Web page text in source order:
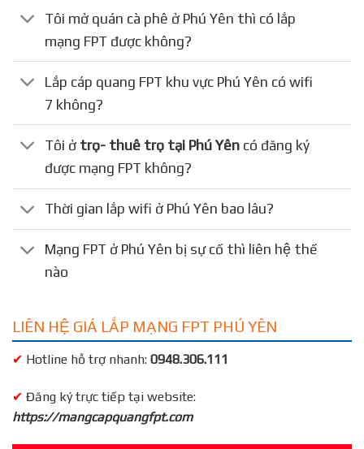
Tôi mở quán cà phê ở Phú Yên thì có lắp
mạng FPT được không?
Lắp cáp quang FPT khu vực Phú Yên có wifi
7 không?
Tôi ở trọ- thuê trọ tại Phú Yên có đăng ký
được mạng FPT không?
Thời gian lắp wifi ở Phú Yên bao lâu?
Mạng FPT ở Phú Yên bị sự cố thì liên hệ thế
nào
LIÊN HỆ GIÁ LẮP MẠNG FPT PHÚ YÊN
✔ Hotline hỗ trợ nhanh: 0948.306.111
✔ Đăng ký trực tiếp tại website:
https://mangcapquangfpt.com